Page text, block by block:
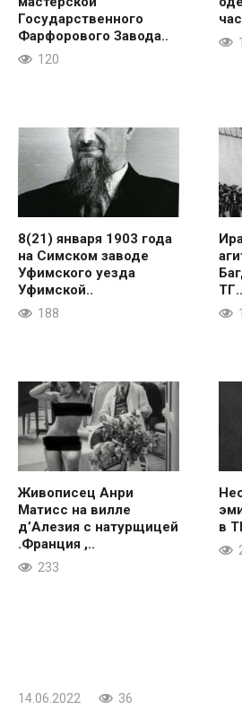
Государственного
Фарфорового Завода..
120
8(21) января 1903 года
на Симском заводе
Уфимского уезда
Уфимской..
188
ТГ..
Живописец Анри
Матисс на вилле
д’Алезия с натурщицей
.Франция ,..
233
в
14.06.2022 36